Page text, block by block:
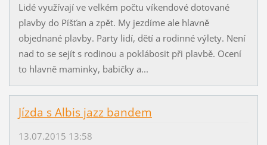
Lidé využívají ve velkém počtu víkendové dotované
plavby do Píšťan a zpět. My jezdíme ale hlavně
objednané plavby. Party lidí, dětí a rodinné výlety. Není
nad to se sejít s rodinou a poklábosit při plavbě. Ocení
to hlavně maminky, babičky a...
Jízda s Albis jazz bandem
13.07.2015 13:58